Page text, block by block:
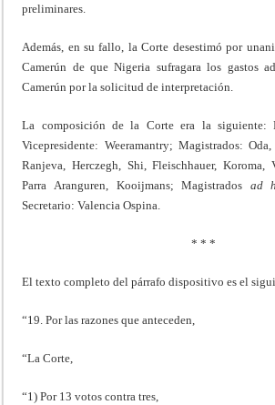
preliminares.
Además, en su fallo, la Corte desestimó por
Camerún de que Nigeria sufragara los gastos
Camerún por la solicitud de interpretación.
La composición de la Corte era la siguiente:
Vicepresidente: Weeramantry; Magistrados:
Ranjeva, Herczegh, Shi, Fleischhauer, Koroma,
Parra Aranguren, Kooijmans; Magistrados ad
Secretario: Valencia Ospina.
* * *
El texto completo del párrafo dispositivo es el
“19. Por las razones que anteceden,
“La Corte,
“1) Por 13 votos contra tres,